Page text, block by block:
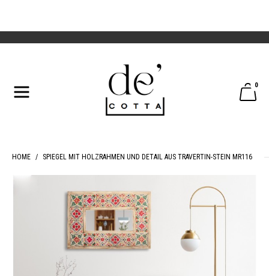
0
HOME SPIEGEL MIT HOLZRAHMEN UND DETAIL AUS TRAVERTIN-STEIN MR116